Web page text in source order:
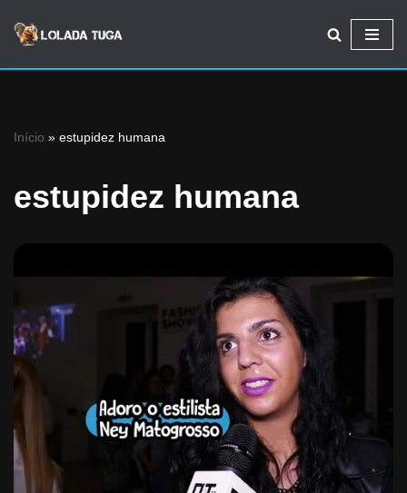
Avançar
Início » estupidez humana
estupidez humana